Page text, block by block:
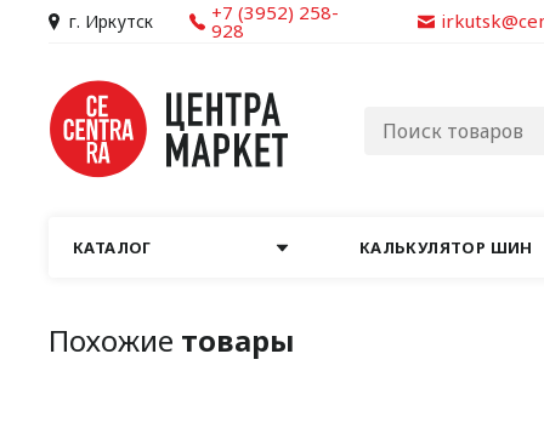
г. Иркутск +7 (3952) 258-
928
КАТАЛОГ КАЛЬКУЛЯТОР ШИН
Похожие товары